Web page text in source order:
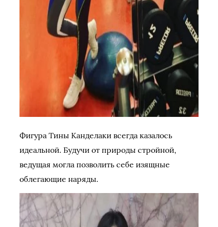
Фигура Тины Канделаки всегда казалось
идеальной. Будучи от природы стройной,
ведущая могла позволить себе изящные
облегающие наряды.